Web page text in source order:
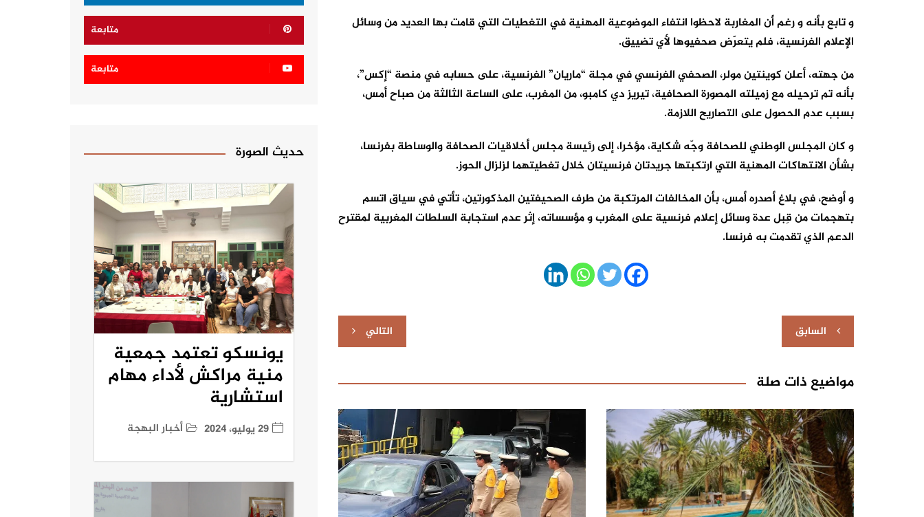
و تابع بأنه و رغم أن المغاربة لاحظوا انتفاء الموضوعية المهنية في التغطيات التي قامت بها العديد من وسائل
الإعلام الفرنسية، فلم يتعرّض صحفيوها لأي تضييق.
من جهته، أعلن كوينتين مولر، الصحفي الفرنسي في مجلة “ماريان” الفرنسية، على حسابه في منصة “إكس”،
بأنه تم ترحيله مع زميلته المصورة الصحافية، تيريز دي كامبو، من المغرب، على الساعة الثالثة من صباح أمس،
بسبب عدم الحصول على التصاريح اللازمة.
و كان المجلس الوطني للصحافة وجّه شكاية، مؤخرا، إلى رئيسة مجلس أخلاقيات الصحافة والوساطة بفرنسا،
بشأن الانتهاكات المهنية التي ارتكبتها جريدتان فرنسيتان خلال تغطيتهما لزلزال الحوز.
و أوضح، في بلاغ أصدره أمس، بأن المخالفات المرتكبة من طرف الصحيفتين المذكورتين، تأتي في سياق اتسم
بتهجمات من قِبل عدة وسائل إعلام فرنسية على المغرب و مؤسساته، إثر عدم استجابة السلطات المغربية لمقترح
الدعم الذي تقدمت به فرنسا.
تصفّح
المقالات
السابق التالي
مواضيع ذات صلة
متابعة
متابعة
حديث الصورة
يونسكو تعتمد جمعية
منية مراكش لأداء مهام
استشارية
29 يوليو، 2024 أخبار البهجة